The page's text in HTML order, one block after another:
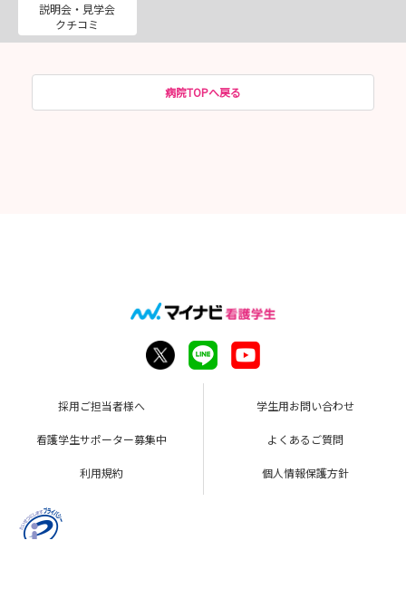
説明会・見学会
クチコミ
病院TOPへ戻る
採用ご担当者様へ 学生用お問い合わせ
看護学生サポーター募集中 よくあるご質問
利用規約 個人情報保護方針